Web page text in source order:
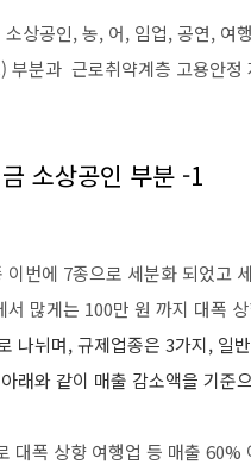
상공인, 농, 어, 임업, 공연, 여
부분과 근로취약계층 고용안
소상공인 부분 -1
이번에 7종으로 세분화 되었고
서 많게는 100만 원 까지 대폭
나뉘며, 규제업종은 3가지, 일
래와 같이 매출 감소액을 기준
대폭 상향 여행업 등 매출